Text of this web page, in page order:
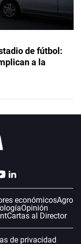
de fútbol:
a la
económicosAgro
Opinión
Cartas al Director
de privacidad